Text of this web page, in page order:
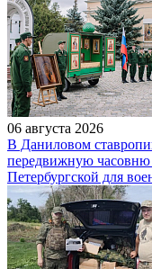
06 августа 2026
В Даниловом
передвижную
Петербургской для